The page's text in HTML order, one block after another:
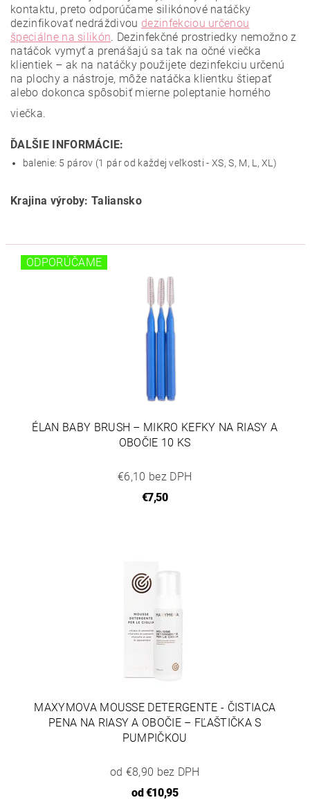
kontaktu, preto odporúčame silikónové natáčky
dezinfikovať nedráždivou dezinfekciou určenou
špeciálne na silikón. Dezinfekčné prostriedky nemožno z
natáčok vymyť a prenášajú sa tak na očné viečka
klientiek – ak na natáčky použijete dezinfekciu určenú
na plochy a nástroje, môže natáčka klientku štiepať
alebo dokonca spôsobiť mierne poleptanie horného
viečka.
ĎALŠIE INFORMÁCIE:
balenie: 5 párov (1 pár od každej veľkosti - XS, S, M, L, XL)
Krajina výroby: Taliansko
ODPORÚČAME
ÉLAN BABY BRUSH – MIKRO KEFKY NA RIASY A
OBOČIE 10 KS
€6,10 bez DPH
€7,50
MAXYMOVA MOUSSE DETERGENTE - ČISTIACA
PENA NA RIASY A OBOČIE – FĽAŠTIČKA S
PUMPIČKOU
od €8,90 bez DPH
od€10,95